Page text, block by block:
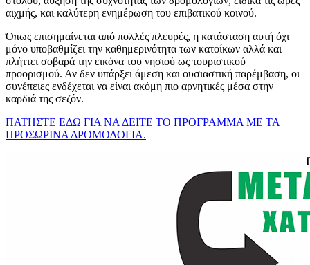
αιχμής, και καλύτερη ενημέρωση του επιβατικού κοινού.
Όπως επισημαίνεται από πολλές πλευρές, η κατάσταση αυτή όχι
μόνο υποβαθμίζει την καθημερινότητα των κατοίκων αλλά και
πλήττει σοβαρά την εικόνα του νησιού ως τουριστικού
προορισμού. Αν δεν υπάρξει άμεση και ουσιαστική παρέμβαση, οι
συνέπειες ενδέχεται να είναι ακόμη πιο αρνητικές μέσα στην
καρδιά της σεζόν.
ΠΑΤΗΣΤΕ ΕΔΩ ΓΙΑ ΝΑ ΔΕΙΤΕ ΤΟ ΠΡΟΓΡΑΜΜΑ ΜΕ ΤΑ
ΠΡΟΣΩΡΙΝΑ ΔΡΟΜΟΛΟΓΙΑ.